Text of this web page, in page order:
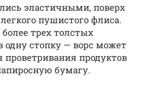
эластичными, поверх
пушистого флиса.
трех толстых
одну стопку — ворс может
продуктов
бумагу.